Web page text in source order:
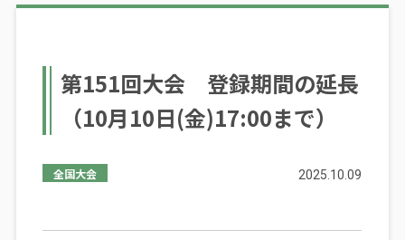
第151回大会 登録期間の延長
（10月10日(金)17:00まで）
2025.10.09
全国大会